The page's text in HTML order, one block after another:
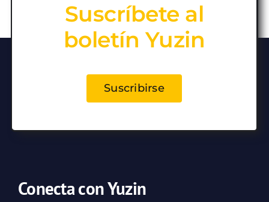
Suscríbete al
boletín Yuzin
Suscribirse
Conecta con Yuzin